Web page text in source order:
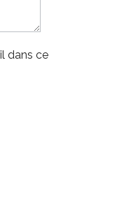
dans ce